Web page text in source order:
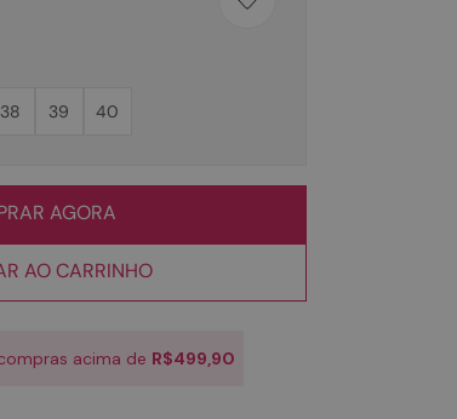
38 39 40
AGORA
AO CARRINHO
acima de R$499,90